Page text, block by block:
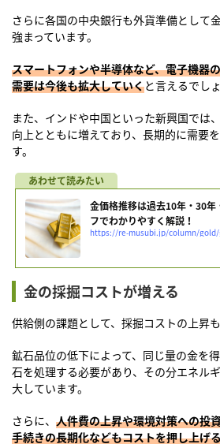
さらに各国の中央銀行も外貨準備として
強まっています。
スマートフォンや半導体など、電子機器
需要は今後も拡大していくと言えるでしょ
また、インドや中国といった新興国では
向上とともに増えており、長期的に需要
す。
金価格推移は過去10年・30
フでわかりやすく解説！
金の採掘コストが増える
供給側の課題として、採掘コストの上昇
鉱石品位の低下によって、同じ量の金を
石を処理する必要があり、その分エネル
大しています。
さらに、 人件費の上昇や環境対策への投
手続きの長期化などもコストを押し上げ